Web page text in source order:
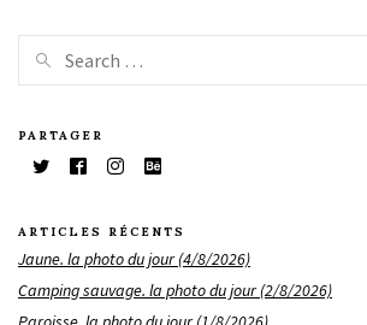
PARTAGER
ARTICLES RÉCENTS
Jaune. la photo du jour (4/8/2026)
Camping sauvage. la photo du jour (2/8/2026)